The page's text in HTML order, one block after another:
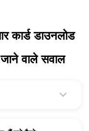
कार्ड डाउनलोड
वाले सवाल